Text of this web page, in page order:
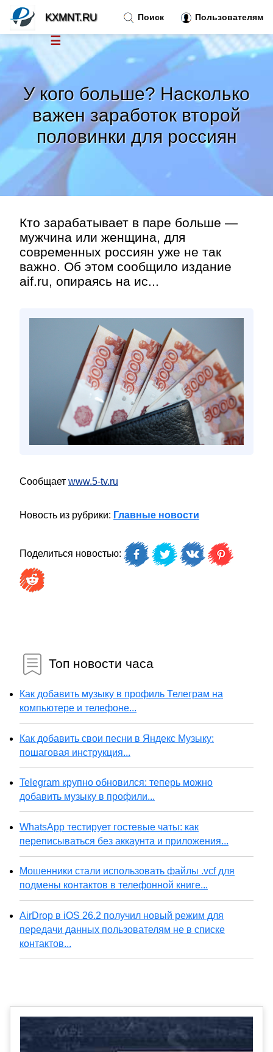
У кого больше? Насколько
важен заработок второй
половинки для россиян
Кто зарабатывает в паре больше —
мужчина или женщина, для
современных россиян уже не так
важно. Об этом сообщило издание
aif.ru, опираясь на ис...
Сообщает www.5-tv.ru
Новость из рубрики: Главные новости
Поделиться новостью:
Топ новости часа
Как добавить музыку в профиль Телеграм на
компьютере и телефоне...
Как добавить свои песни в Яндекс Музыку:
пошаговая инструкция...
Telegram крупно обновился: теперь можно
добавить музыку в профили...
WhatsApp тестирует гостевые чаты: как
переписываться без аккаунта и приложения...
Мошенники стали использовать файлы .vcf для
подмены контактов в телефонной книге...
AirDrop в iOS 26.2 получил новый режим для
передачи данных пользователям не в списке
контактов...
Поиск Пользователям
KXMNT.RU
☰
Новости
Тренды новостей»
Рубрики»
Правила »